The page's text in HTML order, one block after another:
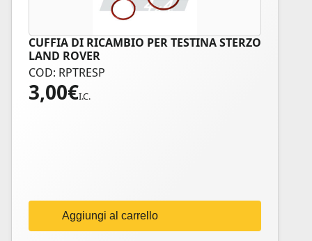
CUFFIA DI RICAMBIO PER TESTINA STERZO
LAND ROVER
COD: RPTRESP
3,00€I.C.
Aggiungi al carrello